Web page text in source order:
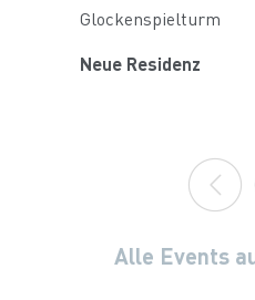
Glockenspielturm
Neue Residenz
Alle Events